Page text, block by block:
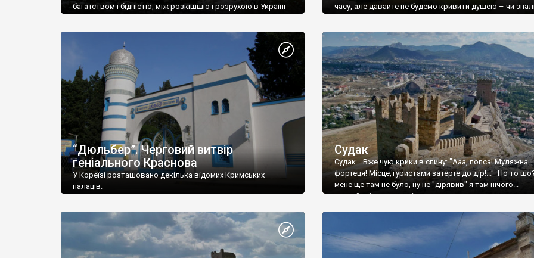
багатством і бідністю, між розкішшю і розрухою в Україні
часу, але давайте не будемо кривити душею – чи
“Дюльбер”. Черговий витвір
геніального Краснова
У Кореїзі розташовано декілька відомих Кримських
палаців.
Судак
Судак... Вже чую крики в спину: "Ааа, попса! Муляжна
фортеця! Місце,туристами затерте до дір!..." Но то
мене ще там не було, ну не "дірявив" я там нічого...
принаймні до цього літа.